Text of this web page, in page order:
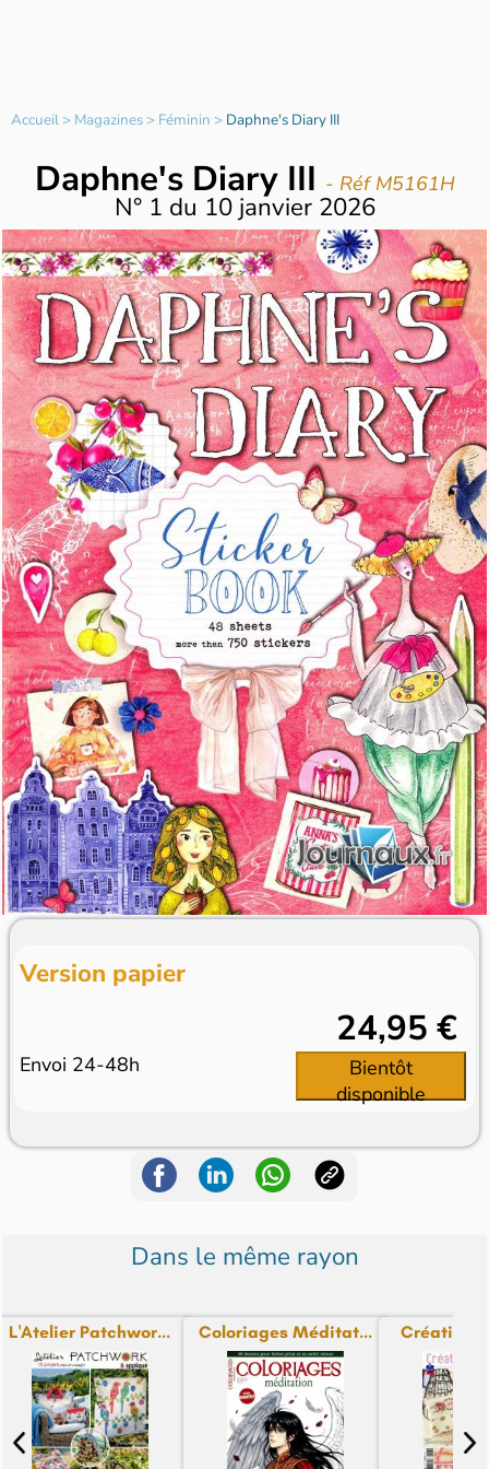
Accueil> Magazines> Féminin > Daphne's Diary III
Daphne's Diary III - Réf M5161H
N° 1 du 10 janvier 2026
Version papier
Envoi 24-48h
24,95 €
Bientôt
disponible
Dans le même rayon
L'Atelier Patchwor... Coloriages Méditat... Création